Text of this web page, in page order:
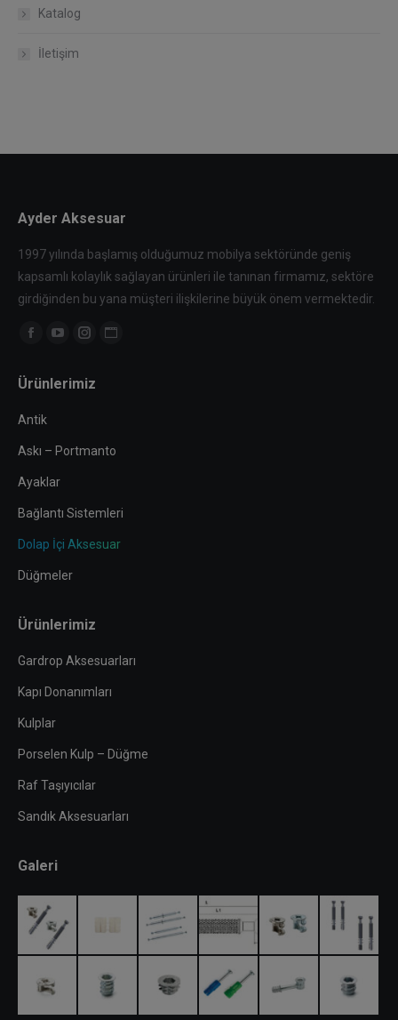
Katalog
İletişim
Ayder Aksesuar
1997 yılında başlamış olduğumuz mobilya sektöründe geniş
kapsamlı kolaylık sağlayan ürünleri ile tanınan firmamız, sektöre
girdiğinden bu yana müşteri ilişkilerine büyük önem vermektedir.
Find us on:
Facebook
opens
in
window
YouTube
opens
window
Instagram
opens
window
Website
window
Ürünlerimiz
Antik
Askı – Portmanto
Ayaklar
Bağlantı Sistemleri
Dolap İçi Aksesuar
Düğmeler
Ürünlerimiz
Gardrop Aksesuarları
Kapı Donanımları
Kulplar
Porselen Kulp – Düğme
Raf Taşıyıcılar
Sandık Aksesuarları
Galeri